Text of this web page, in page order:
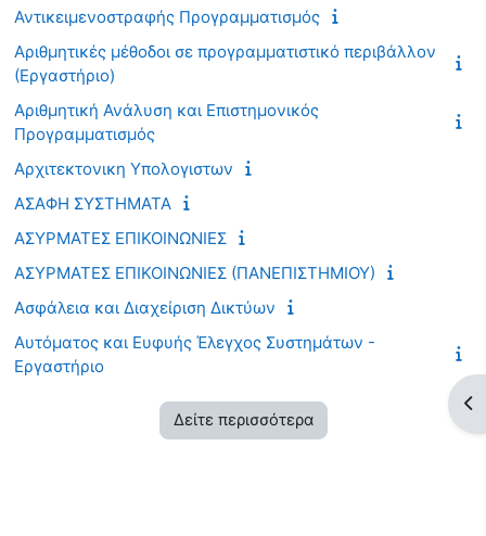
Αντικειμενοστραφής Προγραμματισμός
Αριθμητικές μέθοδοι σε προγραμματιστικό περιβάλλον
(Εργαστήριο)
Αριθμητική Ανάλυση και Επιστημονικός
Προγραμματισμός
Αρχιτεκτονικη Υπολογιστων
ΑΣΑΦΗ ΣΥΣΤΗΜΑΤΑ
ΑΣΥΡΜΑΤΕΣ ΕΠΙΚΟΙΝΩΝΙΕΣ
ΑΣΥΡΜΑΤΕΣ ΕΠΙΚΟΙΝΩΝΙΕΣ (ΠΑΝΕΠΙΣΤΗΜΙΟΥ)
Ασφάλεια και Διαχείριση Δικτύων
Αυτόματος και Ευφυής Έλεγχος Συστημάτων -
Εργαστήριο
Δείτε περισσότερα